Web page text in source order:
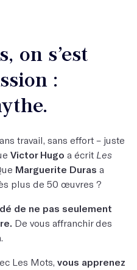
on s’est
:
travail, sans effort – juste
Victor Hugo a écrit Les
Marguerite Duras a
plus de 50 œuvres ?
de ne pas seulement
De vous affranchir des
Les Mots, vous apprenez